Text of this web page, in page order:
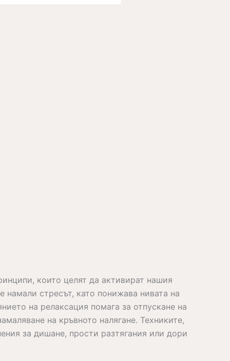
които целят да активират нашия
намали стресът, като понижава нивата на
на релаксация помага за отпускане на
на кръвното налягане. Техниките,
за дишане, прости разтягания или дори